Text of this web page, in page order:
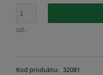
szt.
Kod produktu: 32081